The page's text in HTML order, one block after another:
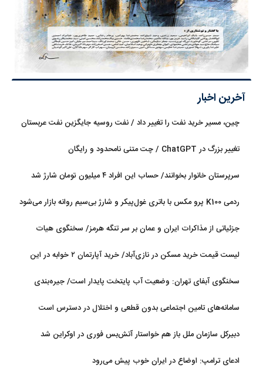
آخرین اخبار
چین، مسیر خرید نفت را تغییر داد / نفت روسیه جایگزین نفت عربستان
تغییر بزرگ در ChatGPT / چت متنی نامحدود و رایگان
سرپرستان خانوار بخوانند/ حساب این افراد ۴ میلیون تومان شارژ شد
ردمی K100 پرو مکس با باتری غول‌پیکر و شارژ بی‌سیم روانه بازار می‌شود
جزئیاتی از مذاکرات ایران و عمان بر سر تنگه هرمز/ سخنگوی هیات
لیست قیمت خرید مسکن در نازی‌آباد/ خرید آپارتمان ۲ خوابه در این
سخنگوی آبفای تهران: وضعیت آب پایتخت پایدار است/ جیره‌بندی
سامانه‌های تامین اجتماعی بدون قطعی و اختلال در دسترس است
دبیرکل سازمان ملل باز هم خواستار آتش‌بس فوری در اوکراین شد
ادعای ترامپ: اوضاع در ایران خوب پیش می‌رود